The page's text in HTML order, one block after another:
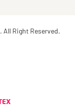
. All Right Reserved.